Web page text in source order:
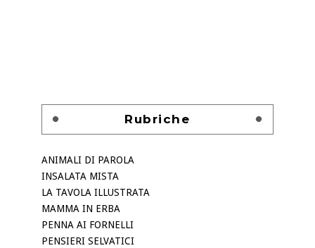
Rubriche
ANIMALI DI PAROLA
INSALATA MISTA
LA TAVOLA ILLUSTRATA
MAMMA IN ERBA
PENNA AI FORNELLI
PENSIERI SELVATICI